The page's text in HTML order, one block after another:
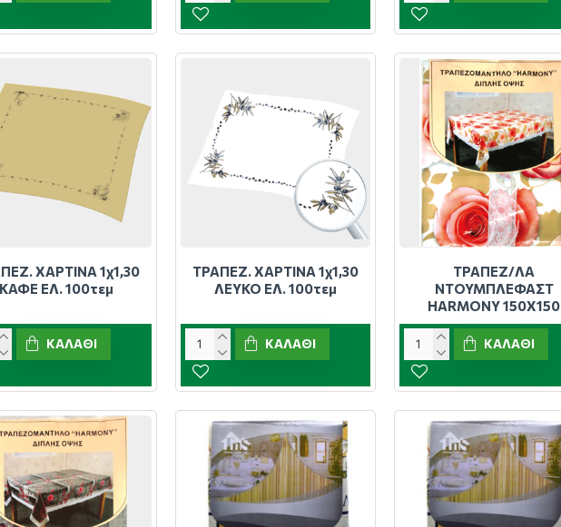
ΧΑΡΤΙΝΑ 1χ1,30
ΚΑΦΕ ΕΛ. 100τεμ
ΚΑΛΆΘΙ
ΤΡΑΠΕΖ. ΧΑΡΤΙΝΑ 1χ1,30
ΛΕΥΚΟ ΕΛ. 100τεμ
ΚΑΛΆΘΙ
ΤΡΑΠΕΖ/ΛΑ
ΝΤΟΥΜΠΛΕΦΑΣΤ
HARMONY 150Χ150
ΚΑΛΆΘΙ